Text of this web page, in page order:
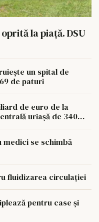
la piață. DSU
un spital de
de paturi
de euro de la
uriașă de 340
medici se schimbă
fluidizarea circulației
pentru case și